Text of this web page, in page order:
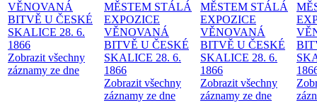
VĚNOVANÁ
BITVĚ U ČESKÉ
SKALICE 28. 6.
1866
Zobrazit všechny
záznamy ze dne
MĚSTEM STÁLÁ
EXPOZICE
VĚNOVANÁ
BITVĚ U ČESKÉ
SKALICE 28. 6.
1866
Zobrazit všechny
záznamy ze dne
MĚSTEM STÁLÁ
EXPOZICE
VĚNOVANÁ
BITVĚ U ČESKÉ
SKALICE 28. 6.
1866
Zobrazit všechny
záznamy ze dne